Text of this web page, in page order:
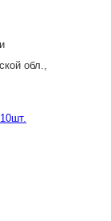
обл.,